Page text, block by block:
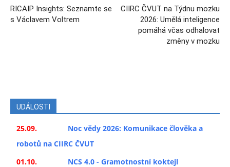
RICAIP Insights: Seznamte se
s Václavem Voltrem
CIIRC ČVUT na Týdnu mozku
2026: Umělá inteligence
pomáhá včas odhalovat
změny v mozku
UDÁLOSTI
25.09.
Noc vědy 2026: Komunikace člověka a
robotů na CIIRC ČVUT
01.10.
NCS 4.0 - Gramotnostní koktejl